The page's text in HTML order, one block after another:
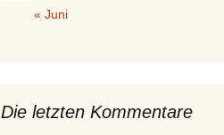
« Juni
Die letzten Kommentare